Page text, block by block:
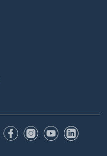
FacebookInstagram
YouTube